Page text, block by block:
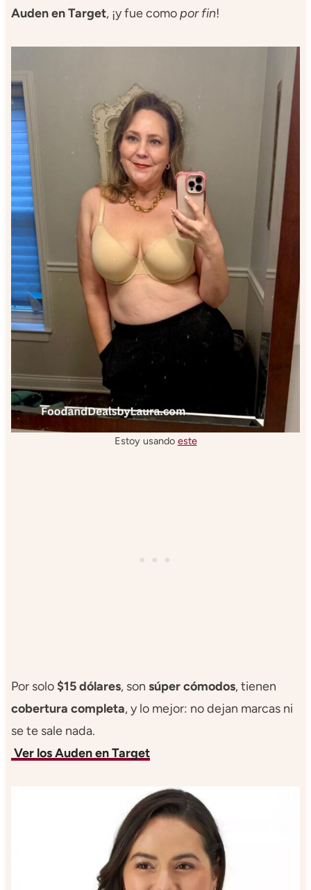
Auden en Target, ¡y fue comopor fin!
Estoy usando este
Por solo $15 dólares, son súper cómodos, tienen
cobertura completa, y lo mejor: no dejan marcas ni
se te sale nada.
Ver los Auden en Target